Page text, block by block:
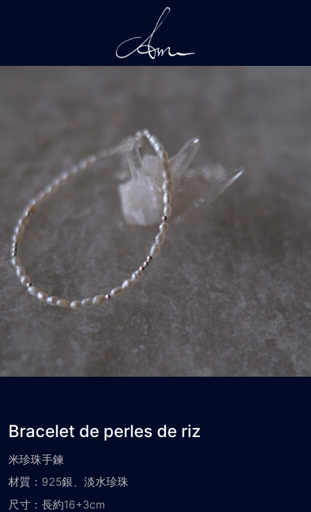
Bracelet de perles de riz
米珍珠手鍊
材質：925銀、淡水珍珠
尺寸：長約16+3cm